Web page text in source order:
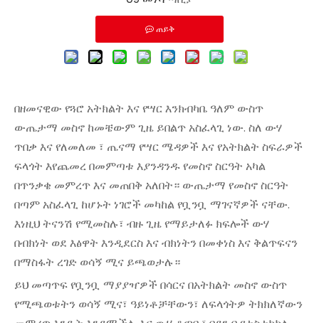
ጠይቅ
በዘመናዊው የጓሮ አትክልት እና የሣር እንክብካቤ ዓለም ውስጥ
ውጤታማ መስኖ ከመቼውም ጊዜ ይበልጥ አስፈላጊ ነው. ስለ ውሃ
ጥበቃ እና የለመለመ ፣ ጤናማ የሣር ሜዳዎች እና የአትክልት ስፍራዎች
ፍላጎት እየጨመረ በመምጣቱ እያንዳንዱ የመስኖ ስርዓት አካል
በጥንቃቄ መምረጥ እና መጠበቅ አለበት። ውጤታማ የመስኖ ስርዓት
በጣም አስፈላጊ ከሆኑት ነገሮች መካከል የቧንቧ ማገናኛዎች ናቸው.
እነዚህ ትናንሽ የሚመስሉ፣ ብዙ ጊዜ የማይታለፉ ክፍሎች ውሃ
በብክነት ወደ እፅዋት እንዲደርስ እና ብክነትን በመቀነስ እና ቅልጥፍናን
በማስፋት ረገድ ወሳኝ ሚና ይጫወታሉ።
ይህ መጣጥፍ የቧንቧ ማያያዣዎች በሳርና በአትክልት መስኖ ውስጥ
የሚጫወቱትን ወሳኝ ሚና፣ ዓይነቶቻቸውን፣ ለፍላጎትዎ ትክክለኛውን